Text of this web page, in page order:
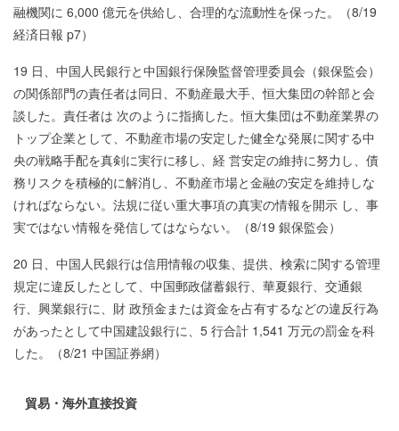
融機関に 6,000 億元を供給し、合理的な流動性を保った。（8/19
経済日報 p7）
19 日、中国人民銀行と中国銀行保険監督管理委員会（銀保監会）
の関係部門の責任者は同日、不動産最大手、恒大集団の幹部と会
談した。責任者は 次のように指摘した。恒大集団は不動産業界の
トップ企業として、不動産市場の安定した健全な発展に関する中
央の戦略手配を真剣に実行に移し、経 営安定の維持に努力し、債
務リスクを積極的に解消し、不動産市場と金融の安定を維持しな
ければならない。法規に従い重大事項の真実の情報を開示 し、事
実ではない情報を発信してはならない。（8/19 銀保監会）
20 日、中国人民銀行は信用情報の収集、提供、検索に関する管理
規定に違反したとして、中国郵政儲蓄銀行、華夏銀行、交通銀
行、興業銀行に、財 政預金または資金を占有するなどの違反行為
があったとして中国建設銀行に、5 行合計 1,541 万元の罰金を科
した。（8/21 中国証券網）
貿易・海外直接投資